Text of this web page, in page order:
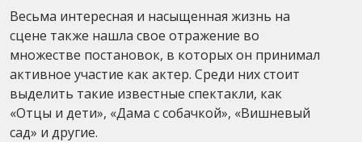
Весьма интересная и насыщенная жизнь на
сцене также нашла свое отражение во
множестве постановок, в которых он принимал
активное участие как актер. Среди них стоит
выделить такие известные спектакли, как
«Отцы и дети», «Дама с собачкой», «Вишневый
сад» и другие.